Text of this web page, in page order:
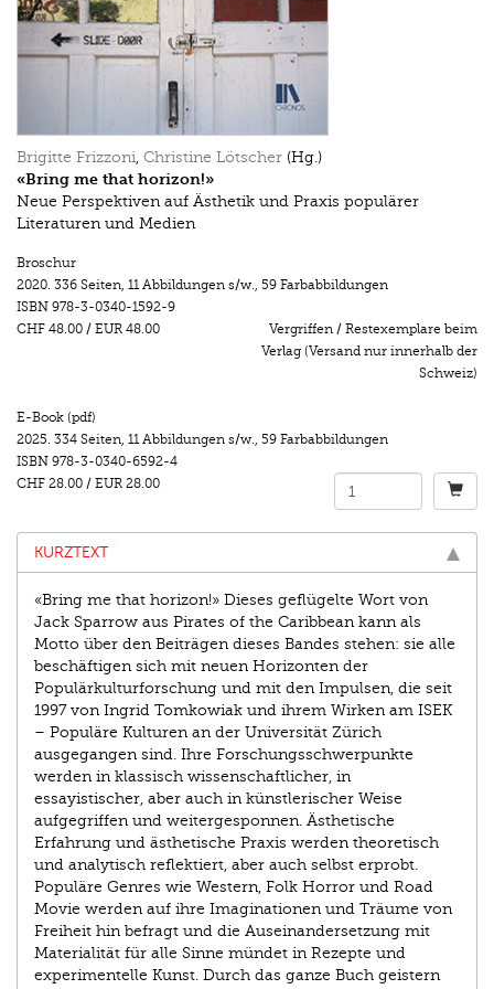
Brigitte Frizzoni, Christine Lötscher (Hg.)
«Bring me that horizon!»
Neue Perspektiven auf Ästhetik und Praxis populärer
Literaturen und Medien
Broschur
2020. 336 Seiten, 11 Abbildungen s/w., 59 Farbabbildungen
ISBN 978-3-0340-1592-9
CHF 48.00 / EUR 48.00
Vergriffen / Restexemplare beim
Verlag (Versand nur innerhalb der
Schweiz)
E-Book (pdf)
2025. 334 Seiten, 11 Abbildungen s/w., 59 Farbabbildungen
ISBN 978-3-0340-6592-4
CHF 28.00 / EUR 28.00
KURZTEXT
«Bring me that horizon!» Dieses geflügelte Wort von
Jack Sparrow aus Pirates of the Caribbean kann als
Motto über den Beiträgen dieses Bandes stehen: sie alle
beschäftigen sich mit neuen Horizonten der
Populärkulturforschung und mit den Impulsen, die seit
1997 von Ingrid Tomkowiak und ihrem Wirken am ISEK
– Populäre Kulturen an der Universität Zürich
ausgegangen sind. Ihre Forschungsschwerpunkte
werden in klassisch wissenschaftlicher, in
essayistischer, aber auch in künstlerischer Weise
aufgegriffen und weitergesponnen. Ästhetische
Erfahrung und ästhetische Praxis werden theoretisch
und analytisch reflektiert, aber auch selbst erprobt.
Populäre Genres wie Western, Folk Horror und Road
Movie werden auf ihre Imaginationen und Träume von
Freiheit hin befragt und die Auseinandersetzung mit
Materialität für alle Sinne mündet in Rezepte und
experimentelle Kunst. Durch das ganze Buch geistern